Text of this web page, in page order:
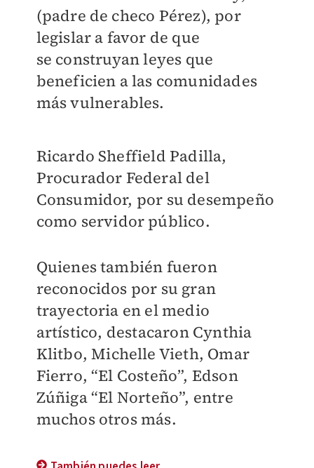
(padre de checo Pérez), por
legislar a favor de que
se construyan leyes que
beneficien a las comunidades
más vulnerables.
Ricardo Sheffield Padilla,
Procurador Federal del
Consumidor, por su desempeño
como servidor público.
Quienes también fueron
reconocidos por su gran
trayectoria en el medio
artístico, destacaron Cynthia
Klitbo, Michelle Vieth, Omar
Fierro, “El Costeño”, Edson
Zúñiga “El Norteño”, entre
muchos otros más.